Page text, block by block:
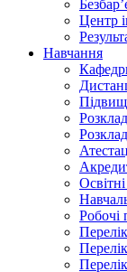
Центр
Навчання
Робочі